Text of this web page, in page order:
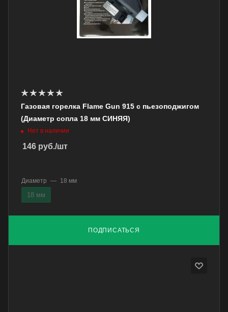
Газовая горелка Flame Gun 915 с пьезоподжигом
(Диаметр сопла 18 мм СИНЯЯ)
Нет в наличии
146 руб./шт
ПОДПИСАТЬСЯ
Диаметр — 18 мм
18 мм